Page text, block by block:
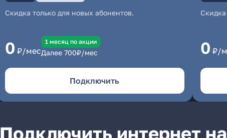
Скидка только для новых абонентов.
0 ₽/мес
1 месяц по акции
Далее 700₽/мес
Подключить
0 ₽/
Подключить интернет